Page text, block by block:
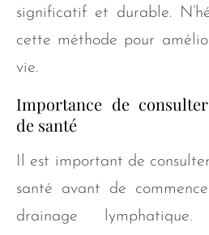
significatif et durable.
cette méthode pour
vie.
Importance de
de santé
Il est important de
santé avant de
drainage